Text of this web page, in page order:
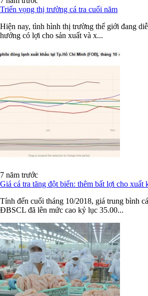
Triển vọng thị trường cá tra cuối năm
Hiện nay, tình hình thị trường thế giới đang
hướng có lợi cho sản xuất và x...
7 năm trước
Giá cá tra tăng đột biến: thêm bất lợi cho xuất
Tính đến cuối tháng 10/2018, giá trung bình
ĐBSCL đã lên mức cao kỷ lục 35.00...